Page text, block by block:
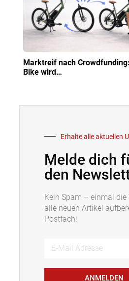
Marktreif nach
Bike wird…
Erhalte alle aktuellen
Melde dich
den
Kein Spam – einmal die
alle neuen Artikel
Postfach!
ANMELDEN